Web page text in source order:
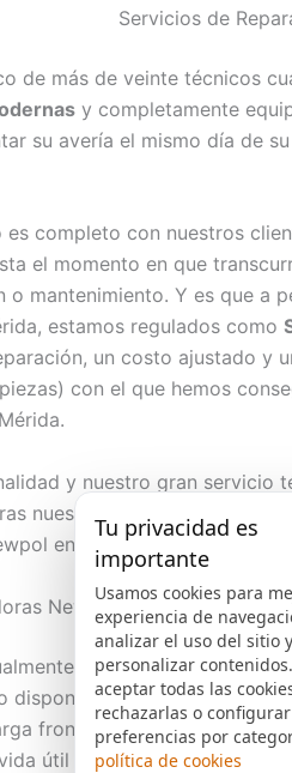
Servicios de
de más de veinte técnicos
y completamente
su avería el mismo día de
completo con nuestros
el momento en que
o mantenimiento. Y es que a
estamos regulados como
un costo ajustado y
con el que hemos
y nuestro gran servicio
nuestra asistencia, sea
en Mérida destaca los
Newpol en Mérida
de Newpol son las
dispongamos en nuestro
frontal, electrónica,
útil de las lavadoras, es
Tu privacidad es
importante
Usamos cookies para
experiencia de
analizar el uso del sitio y
personalizar
aceptar todas las
rechazarlas o
preferencias por
política de cookies